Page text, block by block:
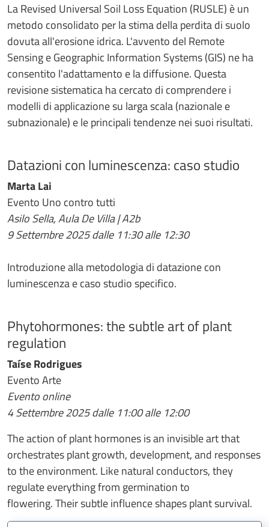
La Revised Universal Soil Loss Equation (RUSLE) è un
metodo consolidato per la stima della perdita di suolo
dovuta all'erosione idrica. L'avvento del Remote
Sensing e Geographic Information Systems (GIS) ne ha
consentito l'adattamento e la diffusione. Questa
revisione sistematica ha cercato di comprendere i
modelli di applicazione su larga scala (nazionale e
subnazionale) e le principali tendenze nei suoi risultati.
Datazioni con luminescenza: caso studio
Marta Lai
Evento Uno contro tutti
Asilo Sella, Aula De Villa | A2b
9 Settembre 2025 dalle 11:30 alle 12:30
Introduzione alla metodologia di datazione con
luminescenza e caso studio specifico.
Phytohormones: the subtle art of plant
regulation
Taíse Rodrigues
Evento Arte
Evento online
4 Settembre 2025 dalle 11:00 alle 12:00
The action of plant hormones is an invisible art that
orchestrates plant growth, development, and responses
to the environment. Like natural conductors, they
regulate everything from germination to
flowering. Their subtle influence shapes plant survival.